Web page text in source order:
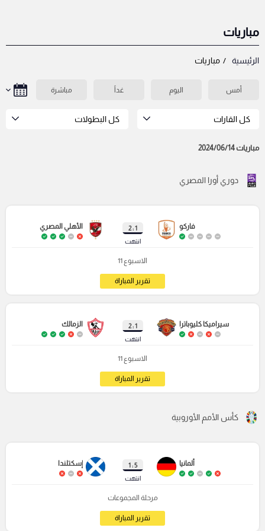
مباريات
الرئيسية مباريات
أمس اليوم غداً مباشرة
كل القارات كل البطولات
مباريات 2024/06/14
دوري أورا المصري
فاركو
1 : 2
انتهت
الأهلي المصري
الاسبوع 11
تقرير المباراة
سيراميكا كليوباترا
1 : 2
انتهت
الزمالك
الاسبوع 11
تقرير المباراة
كأس الأمم الأوروبية
ألمانيا
5 : 1
انتهت
إسكتلندا
مرحلة المجموعات
تقرير المباراة